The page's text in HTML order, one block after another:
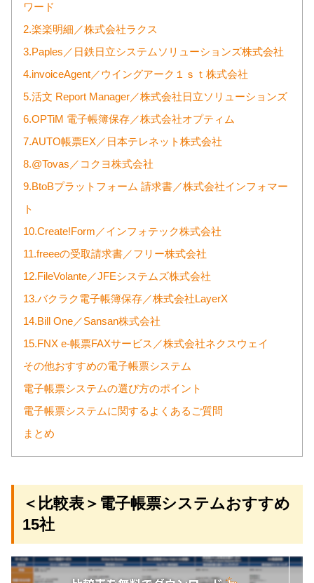
ワード
2.楽楽明細／株式会社ラクス
3.Paples／日鉄日立システムソリューションズ株式会社
4.invoiceAgent／ウイングアーク１ｓｔ株式会社
5.活文 Report Manager／株式会社日立ソリューションズ
6.OPTiM 電子帳簿保存／株式会社オプティム
7.AUTO帳票EX／日本テレネット株式会社
8.@Tovas／コクヨ株式会社
9.BtoBプラットフォーム 請求書／株式会社インフォマー
ト
10.Create!Form／インフォテック株式会社
11.freeeの受取請求書／フリー株式会社
12.FileVolante／JFEシステムズ株式会社
13.バクラク電子帳簿保存／株式会社LayerX
14.Bill One／Sansan株式会社
15.FNX e-帳票FAXサービス／株式会社ネクスウェイ
その他おすすめの電子帳票システム
電子帳票システムの選び方のポイント
電子帳票システムに関するよくあるご質問
まとめ
＜比較表＞電子帳票システムおすすめ
15社